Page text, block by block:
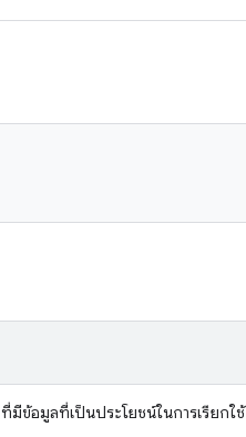
ที่มีข้อมูลที่เป็นประโยชน์ในการเรียกใ